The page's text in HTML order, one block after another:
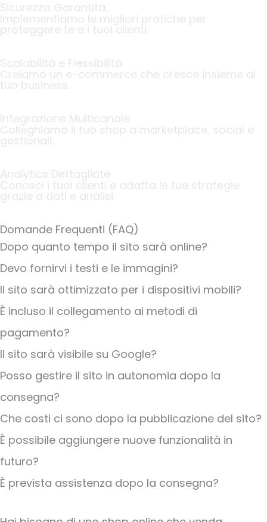
Sicurezza Garantita:
Implementiamo le migliori pratiche per
proteggere te e i tuoi clienti.
Scalabilità e Flessibilità
Creiamo un e-commerce che cresce insieme al
tuo business.
Integrazione Multicanale
Colleghiamo il tuo shop a marketplace, social e
gestionali.
Analytics Dettagliate
Conosci i tuoi clienti e adatta le tue strategie
grazie a dati e analisi.
Domande Frequenti (FAQ)
Dopo quanto tempo il sito sarà online?
Devo fornirvi i testi e le immagini?
Il sito sarà ottimizzato per i dispositivi mobili?
È incluso il collegamento ai metodi di
pagamento?
Il sito sarà visibile su Google?
Posso gestire il sito in autonomia dopo la
consegna?
Che costi ci sono dopo la pubblicazione del sito?
È possibile aggiungere nuove funzionalità in
futuro?
È prevista assistenza dopo la consegna?